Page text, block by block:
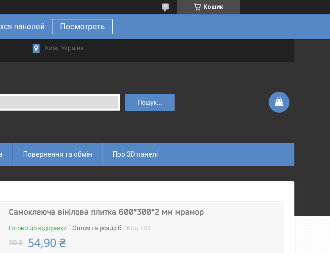
Кошик
панелей Посмотреть
Київ, Україна
Пошук...
Повернення та обмін Про 3D панелі
Самоклеюча вінілова плитка 600*300*2 мм мрамор
Готово до відправки Оптом і в роздріб Код: F03
90 ₴ 54,90 ₴